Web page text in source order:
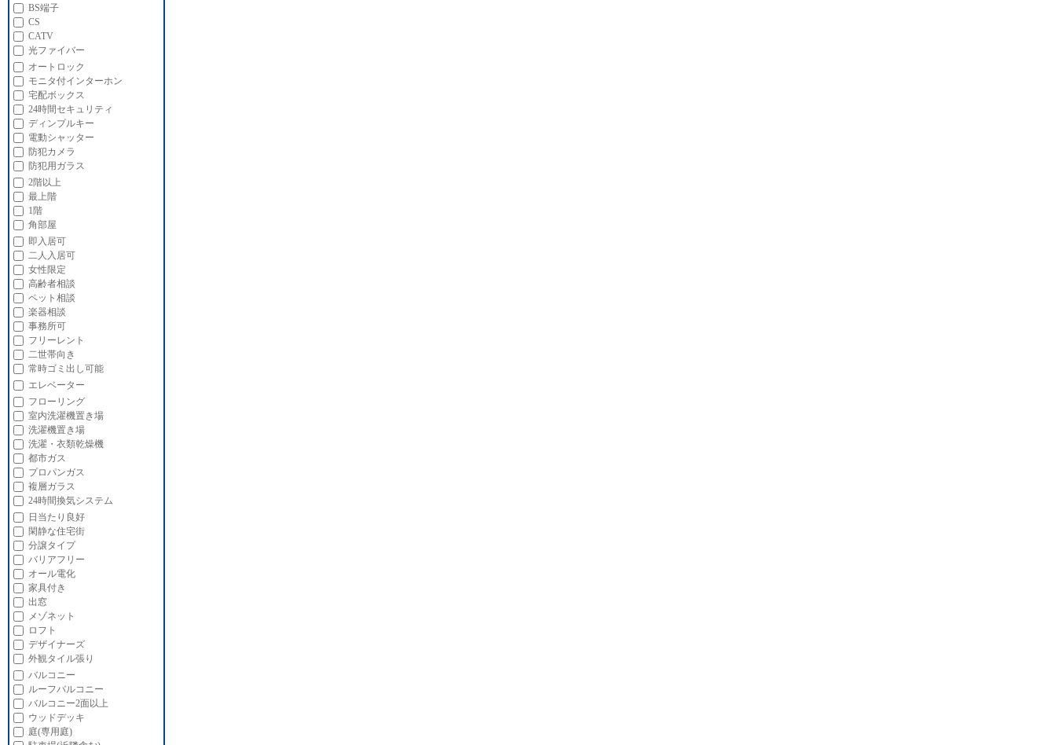
BS端子
CS
CATV
光ファイバー
オートロック
モニタ付インターホン
宅配ボックス
24時間セキュリティ
ディンプルキー
電動シャッター
防犯カメラ
防犯用ガラス
2階以上
最上階
1階
角部屋
即入居可
二人入居可
女性限定
高齢者相談
ペット相談
楽器相談
事務所可
フリーレント
二世帯向き
常時ゴミ出し可能
エレベーター
フローリング
室内洗濯機置き場
洗濯機置き場
洗濯・衣類乾燥機
都市ガス
プロパンガス
複層ガラス
24時間換気システム
日当たり良好
閑静な住宅街
分譲タイプ
バリアフリー
オール電化
家具付き
出窓
メゾネット
ロフト
デザイナーズ
外観タイル張り
バルコニー
ルーフバルコニー
バルコニー2面以上
ウッドデッキ
庭(専用庭)